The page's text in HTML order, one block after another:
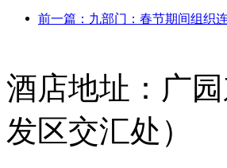
酒店地址：广
发区交汇处）